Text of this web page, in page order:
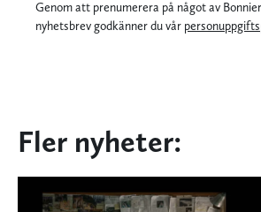
Genom att prenumerera på något av
nyhetsbrev godkänner du vår
Fler nyheter: